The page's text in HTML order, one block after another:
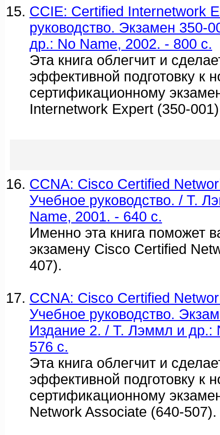
CCIE: Certified Internetwork
руководство. Экзамен 350-
др.: No Name, 2002. - 800 c.
Эта книга облегчит и
эффективной подготовку к
сертификационному
Internetwork Expert (350-
CCNA: Cisco Certified
Учебное руководство. / Т.
Name, 2001. - 640 c.
Именно эта книга поможет
экзамену Cisco Certified
407).
CCNA: Cisco Certified
Учебное руководство.
Издание 2. / Т. Лэммл и др.:
576 c.
Эта книга облегчит и
эффективной подготовку к
сертификационному
Network Associate (640-507).